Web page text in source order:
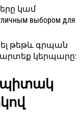
կամ
выбором для
թեթև գրպան
կերպարը: